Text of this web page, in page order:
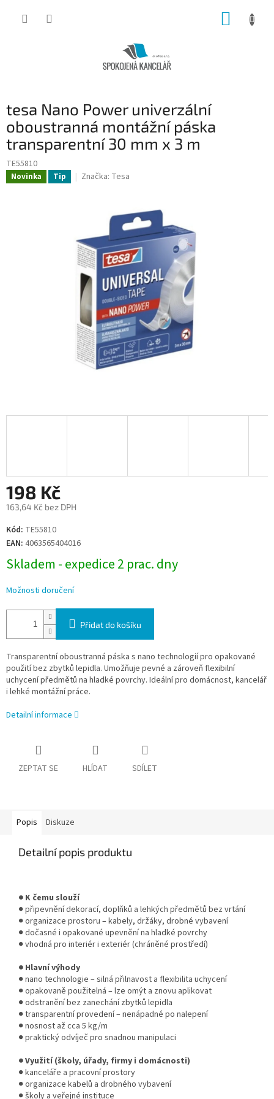
tesa Nano Power univerzální
oboustranná montážní páska
transparentní 30 mm x 3 m
TE55810
Novinka Tip Značka: Tesa
198 Kč
163,64 Kč bez DPH
Měrná
cena:
Kód: TE55810
EAN: 4063565404016
Skladem - expedice 2 prac. dny
Možnosti doručení
Přidat do košíku
Transparentní oboustranná páska s nano technologií pro opakované
použití bez zbytků lepidla. Umožňuje pevné a zároveň flexibilní
uchycení předmětů na hladké povrchy. Ideální pro domácnost, kancelář
i lehké montážní práce.
Detailní informace
ZEPTAT SE HLÍDAT SDÍLET
Popis Diskuze
Detailní popis produktu
● K čemu slouží
● připevnění dekorací, doplňků a lehkých předmětů bez vrtání
● organizace prostoru – kabely, držáky, drobné vybavení
● dočasné i opakované upevnění na hladké povrchy
● vhodná pro interiér i exteriér (chráněné prostředí)
● Hlavní výhody
● nano technologie – silná přilnavost a flexibilita uchycení
● opakovaně použitelná – lze omýt a znovu aplikovat
● odstranění bez zanechání zbytků lepidla
● transparentní provedení – nenápadné po nalepení
● nosnost až cca 5 kg/m
● praktický odvíječ pro snadnou manipulaci
● Využití (školy, úřady, firmy i domácnosti)
● kanceláře a pracovní prostory
● organizace kabelů a drobného vybavení
● školy a veřejné instituce